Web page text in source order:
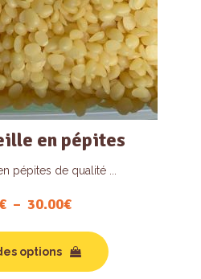
en pépites
pépites de qualité ...
– 30.00€
prix :
4.00€
à
options
produit